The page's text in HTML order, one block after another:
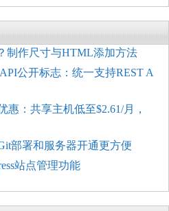
制作尺寸与HTML添加方法
公开标志：统一支持REST A
惠：共享主机低至$2.61/月，
部署和服务器开通更方便
站点管理功能